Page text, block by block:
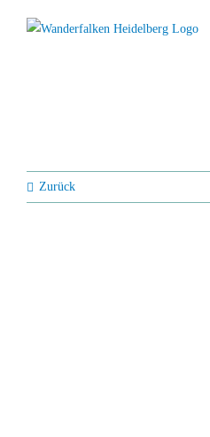
Inhalt
Zurück